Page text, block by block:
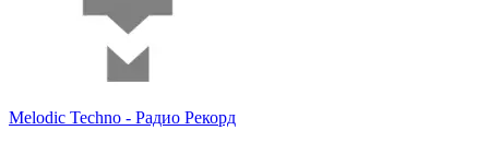
Melodic Techno - Радио Рекорд